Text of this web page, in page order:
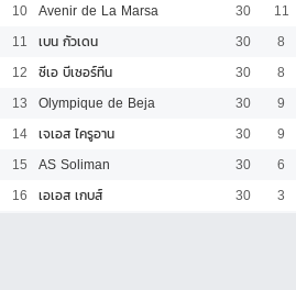
10 Avenir de La Marsa 30 11
11
เบน กัวเดน 30 8
12
ซีเอ บีเซอร์ทีน 30 8
13
Olympique de Beja 30 9
14 เจเอส ไครูอาน 30 9
15
AS Soliman 30 6
16
เอเอส เกบส์ 30 3